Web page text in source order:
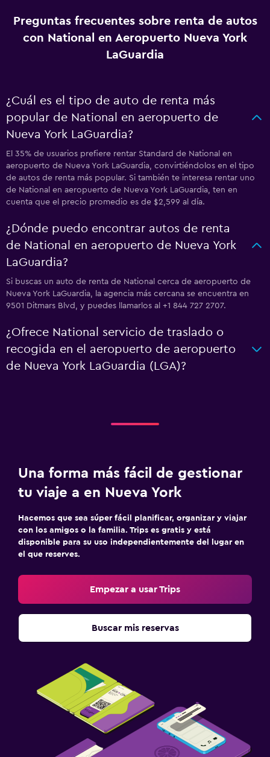
Preguntas frecuentes sobre renta de autos
con National en Aeropuerto Nueva York
LaGuardia
¿Cuál es el tipo de auto de renta más
popular de National en aeropuerto de
Nueva York LaGuardia?
El 35% de usuarios prefiere rentar Standard de National en
aeropuerto de Nueva York LaGuardia, convirtiéndolos en el tipo
de autos de renta más popular. Si también te interesa rentar uno
de National en aeropuerto de Nueva York LaGuardia, ten en
cuenta que el precio promedio es de $2,599 al día.
¿Dónde puedo encontrar autos de renta
de National en aeropuerto de Nueva York
LaGuardia?
Si buscas un auto de renta de National cerca de aeropuerto de
Nueva York LaGuardia, la agencia más cercana se encuentra en
9501 Ditmars Blvd, y puedes llamarlos al +1 844 727 2707.
¿Ofrece National servicio de traslado o
recogida en el aeropuerto de aeropuerto
de Nueva York LaGuardia (LGA)?
Una forma más fácil de gestionar
tu viaje a en Nueva York
Hacemos que sea súper fácil planificar, organizar y viajar
con los amigos o la familia. Trips es gratis y está
disponible para su uso independientemente del lugar en
el que reserves.
Empezar a usar Trips
Buscar mis reservas